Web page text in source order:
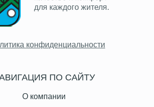
ПО САЙТУ
О компании
для каждого жителя.
конфиденциальности